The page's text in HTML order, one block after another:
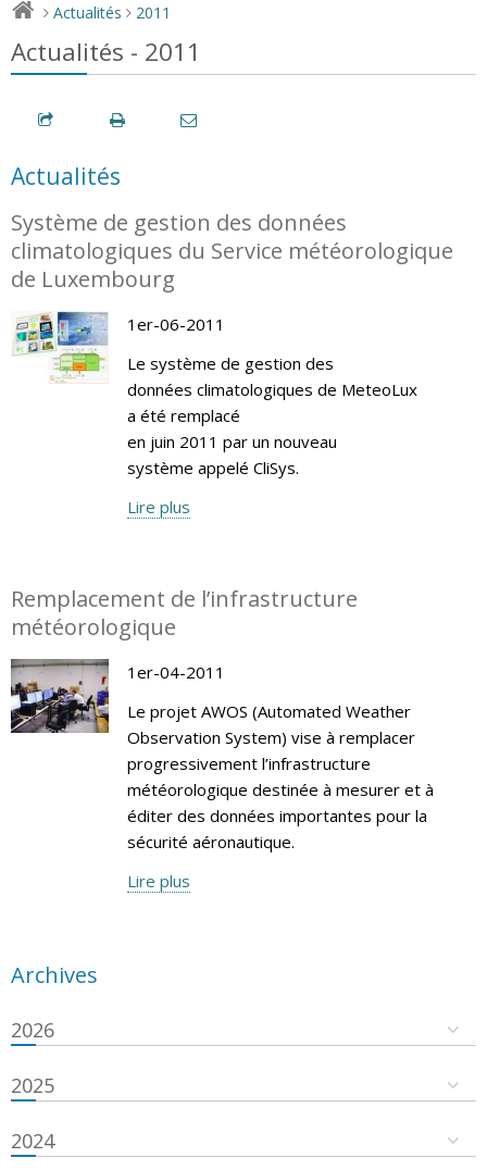
> Actualités > 2011
Actualités - 2011
Actualités
Système de gestion des données
climatologiques du Service météorologique
de Luxembourg
1er-06-2011
Le système de gestion des
données climatologiques de MeteoLux
a été remplacé
en juin 2011 par un nouveau
système appelé CliSys.
Lire plus
Remplacement de l’infrastructure
météorologique
1er-04-2011
Le projet AWOS (Automated Weather
Observation System) vise à remplacer
progressivement l’infrastructure
météorologique destinée à mesurer et à
éditer des données importantes pour la
sécurité aéronautique.
Lire plus
Archives
2026
2025
2024